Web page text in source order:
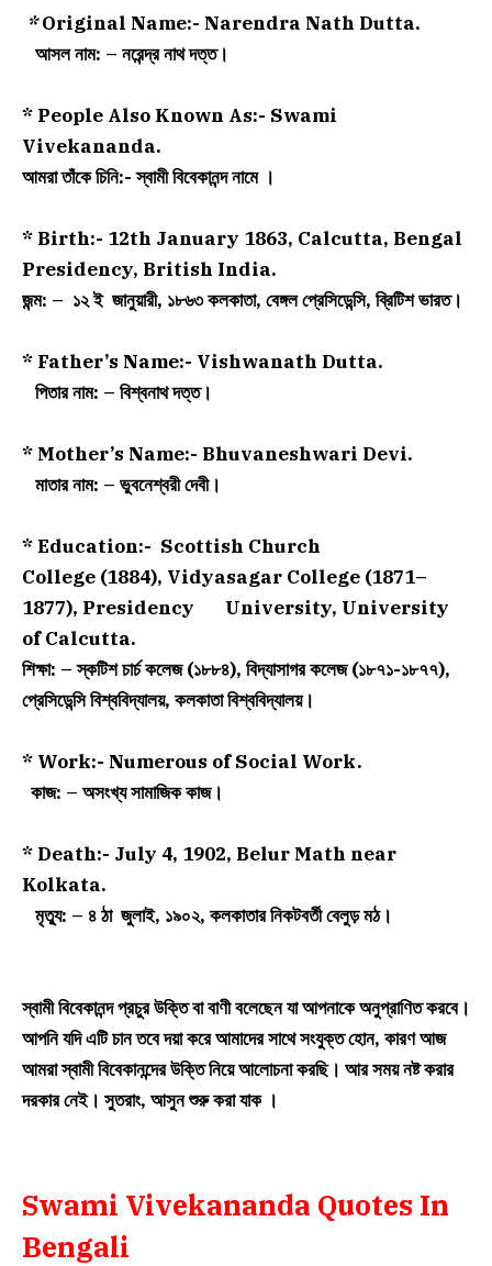
*Original Name:- Narendra Nath Dutta.
আসল নাম: – নরেন্দ্র নাথ দত্ত।
* People Also Known As:- Swami
Vivekananda.
আমরা তাঁকে চিনি:-স্বামী বিবেকানন্দ নামে ।
* Birth:- 12th January 1863, Calcutta, Bengal
Presidency, British India.
জন্ম: – ১২ ই জানুয়ারী, ১৮৬৩ কলকাতা, বেঙ্গল প্রেসিডেন্সি, ব্রিটিশ ভারত।
* Father’s Name:- Vishwanath Dutta.
পিতার নাম: – বিশ্বনাথ দত্ত।
* Mother’s Name:- Bhuvaneshwari Devi.
মাতার নাম: – ভুবনেশ্বরী দেবী।
* Education:- Scottish Church
College (1884), Vidyasagar College (1871–
1877), Presidency University, University
of Calcutta.
শিক্ষা: – স্কটিশ চার্চ কলেজ (১৮৮৪), বিদ্যাসাগর কলেজ (১৮৭১-১৮৭৭),
প্রেসিডেন্সি বিশ্ববিদ্যালয়, কলকাতা বিশ্ববিদ্যালয়।
* Work:- Numerous ofSocial Work.
কাজ: – অসংখ্য সামাজিক কাজ।
* Death:- July 4, 1902, Belur Math near
Kolkata.
মৃত্যু: – ৪ ঠা জুলাই, ১৯০২, কলকাতার নিকটবর্তী বেলুড় মঠ।
স্বামী বিবেকানন্দ প্রচুর উক্তি বা বাণী বলেছেন যা আপনাকে অনুপ্রাণিত করবে।
আপনি যদি এটি চান তবে দয়া করে আমাদের সাথে সংযুক্ত হোন, কারণ আজ
আমরা স্বামী বিবেকানন্দের উক্তি নিয়ে আলোচনা করছি। আর সময় নষ্ট করার
দরকার নেই। সুতরাং, আসুন শুরু করা যাক ।
Swami Vivekananda Quotes In
Bengali